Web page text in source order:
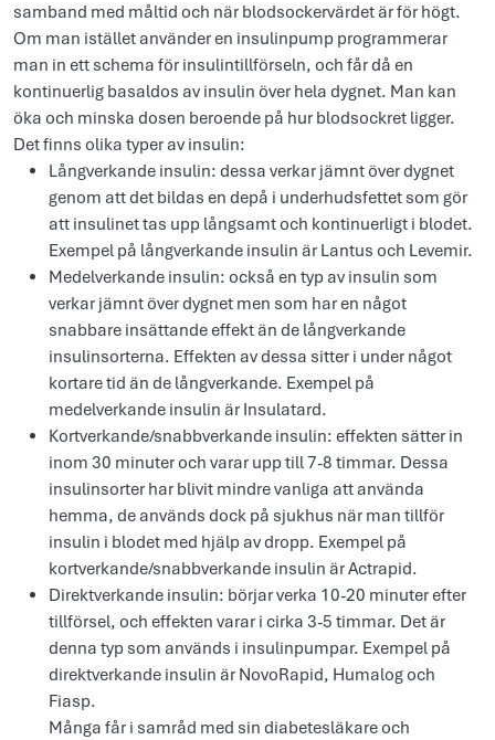
samband med måltid och när blodsockervärdet är för högt.
Om man istället använder en insulinpump programmerar
man in ett schema för insulintillförseln, och får då en
kontinuerlig basaldos av insulin över hela dygnet. Man kan
öka och minska dosen beroende på hur blodsockret ligger.
Det finns olika typer av insulin:
Långverkande insulin: dessa verkar jämnt över dygnet
genom att det bildas en depå i underhudsfettet som gör
att insulinet tas upp långsamt och kontinuerligt i blodet.
Exempel på långverkande insulin är Lantus och Levemir.
Medelverkande insulin: också en typ av insulin som
verkar jämnt över dygnet men som har en något
snabbare insättande effekt än de långverkande
insulinsorterna. Effekten av dessa sitter i under något
kortare tid än de långverkande. Exempel på
medelverkande insulin är Insulatard.
Kortverkande/snabbverkande insulin: effekten sätter in
inom 30 minuter och varar upp till 7-8 timmar. Dessa
insulinsorter har blivit mindre vanliga att använda
hemma, de används dock på sjukhus när man tillför
insulin i blodet med hjälp av dropp. Exempel på
kortverkande/snabbverkande insulin är Actrapid.
Direktverkande insulin: börjar verka 10-20 minuter efter
tillförsel, och effekten varar i cirka 3-5 timmar. Det är
denna typ som används i insulinpumpar. Exempel på
direktverkande insulin är NovoRapid, Humalog och
Fiasp.
Många får i samråd med sin diabetesläkare och